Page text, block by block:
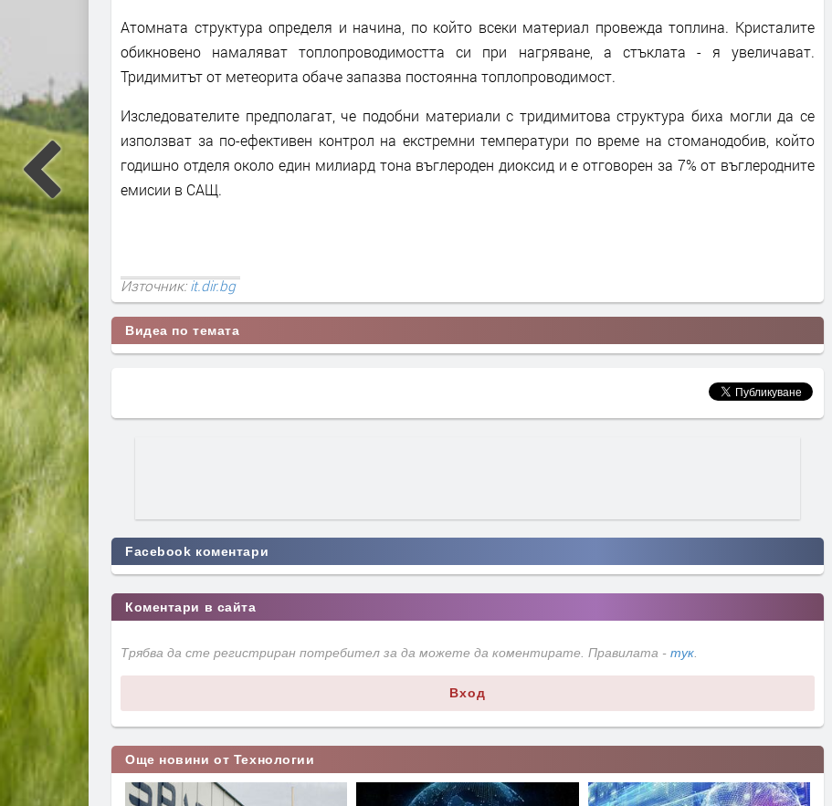
Атомната структура определя и начина, по който всеки материал провежда топлина. Кристалите
обикновено намаляват топлопроводимостта си при нагряване, а стъклата - я увеличават.
Тридимитът от метеорита обаче запазва постоянна топлопроводимост.
Изследователите предполагат, че подобни материали с тридимитова структура биха могли да се
използват за по-ефективен контрол на екстремни температури по време на стоманодобив, който
годишно отделя около един милиард тона въглероден диоксид и е отговорен за 7% от въглеродните
емисии в САЩ.
Източник:it.dir.bg
Видеа по темата
Facebook коментари
Коментари в сайта
Трябва да сте регистриран потребител за да можете да коментирате. Правилата - тук.
Вход
Още новини от Технологии